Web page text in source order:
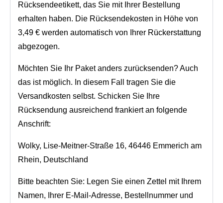
Rücksendeetikett, das Sie mit Ihrer Bestellung
erhalten haben. Die Rücksendekosten in Höhe von
3,49 € werden automatisch von Ihrer Rückerstattung
abgezogen.
Möchten Sie Ihr Paket anders zurücksenden? Auch
das ist möglich. In diesem Fall tragen Sie die
Versandkosten selbst. Schicken Sie Ihre
Rücksendung ausreichend frankiert an folgende
Anschrift:
Wolky, Lise-Meitner-Straße 16, 46446 Emmerich am
Rhein, Deutschland
Bitte beachten Sie: Legen Sie einen Zettel mit Ihrem
Namen, Ihrer E-Mail-Adresse, Bestellnummer und